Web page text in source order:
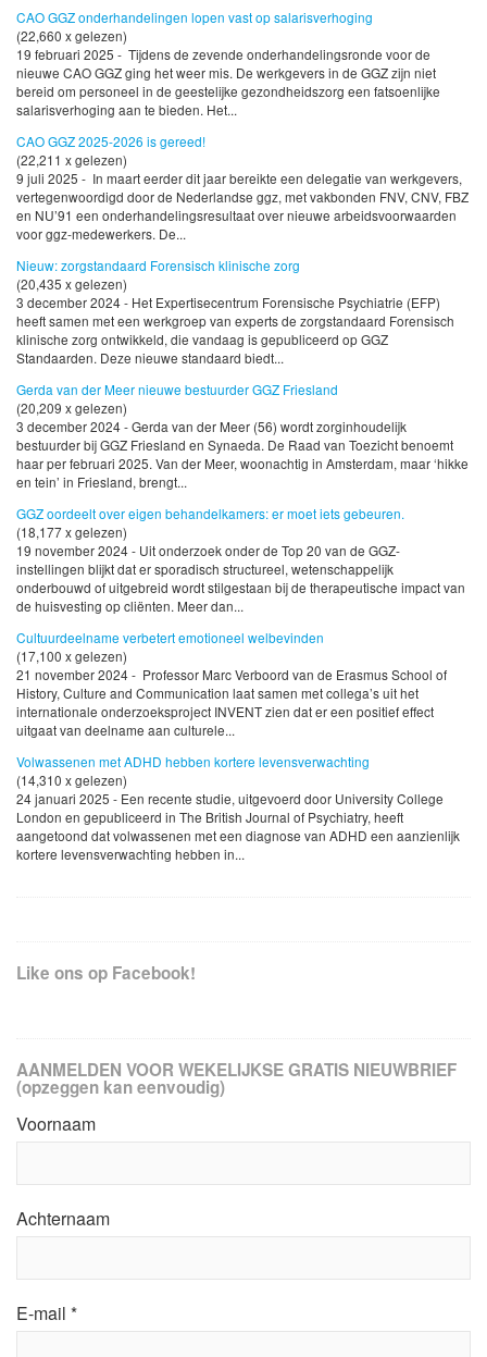
CAO GGZ onderhandelingen lopen vast op salarisverhoging
(22,660 x gelezen)
19 februari 2025 - Tijdens de zevende onderhandelingsronde voor de
nieuwe CAO GGZ ging het weer mis. De werkgevers in de GGZ zijn niet
bereid om personeel in de geestelijke gezondheidszorg een fatsoenlijke
salarisverhoging aan te bieden. Het...
CAO GGZ 2025-2026 is gereed!
(22,211 x gelezen)
9 juli 2025 - In maart eerder dit jaar bereikte een delegatie van werkgevers,
vertegenwoordigd door de Nederlandse ggz, met vakbonden FNV, CNV, FBZ
en NU’91 een onderhandelingsresultaat over nieuwe arbeidsvoorwaarden
voor ggz-medewerkers. De...
Nieuw: zorgstandaard Forensisch klinische zorg
(20,435 x gelezen)
3 december 2024 - Het Expertisecentrum Forensische Psychiatrie (EFP)
heeft samen met een werkgroep van experts de zorgstandaard Forensisch
klinische zorg ontwikkeld, die vandaag is gepubliceerd op GGZ
Standaarden. Deze nieuwe standaard biedt...
Gerda van der Meer nieuwe bestuurder GGZ Friesland
(20,209 x gelezen)
3 december 2024 - Gerda van der Meer (56) wordt zorginhoudelijk
bestuurder bij GGZ Friesland en Synaeda. De Raad van Toezicht benoemt
haar per februari 2025. Van der Meer, woonachtig in Amsterdam, maar ‘hikke
en tein’ in Friesland, brengt...
GGZ oordeelt over eigen behandelkamers: er moet iets gebeuren.
(18,177 x gelezen)
19 november 2024 - Uit onderzoek onder de Top 20 van de GGZ-
instellingen blijkt dat er sporadisch structureel, wetenschappelijk
onderbouwd of uitgebreid wordt stilgestaan bij de therapeutische impact van
de huisvesting op cliënten. Meer dan...
Cultuurdeelname verbetert emotioneel welbevinden
(17,100 x gelezen)
21 november 2024 - Professor Marc Verboord van de Erasmus School of
History, Culture and Communication laat samen met collega’s uit het
internationale onderzoeksproject INVENT zien dat er een positief effect
uitgaat van deelname aan culturele...
Volwassenen met ADHD hebben kortere levensverwachting
(14,310 x gelezen)
24 januari 2025 - Een recente studie, uitgevoerd door University College
London en gepubliceerd in The British Journal of Psychiatry, heeft
aangetoond dat volwassenen met een diagnose van ADHD een aanzienlijk
kortere levensverwachting hebben in...
Like ons op Facebook!
AANMELDEN VOOR WEKELIJKSE GRATIS NIEUWBRIEF
(opzeggen kan eenvoudig)
Voornaam
Achternaam
E-mail *